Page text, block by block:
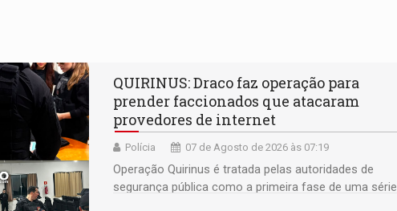
QUIRINUS: Draco faz operação para
prender faccionados que atacaram
provedores de internet
Polícia 07 de Agosto de 2026 às 07:19
Operação Quirinus é tratada pelas autoridades de
segurança pública como a primeira fase de uma série